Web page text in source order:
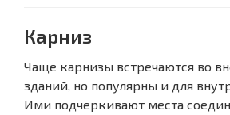
Карниз
Чаще карнизы встречаются во
зданий, но популярны и для
Ими подчеркивают места